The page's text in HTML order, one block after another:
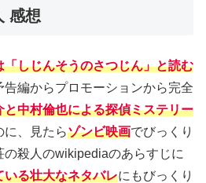
感想
しじんそうのさつじん」と読む
編からプロモーションから完全
中村倫也による探偵ミステリー
に、見たらゾンビ映画でびっくり
の殺人のwikipediaのあらすじに
いる壮大なネタバレにもびっくり